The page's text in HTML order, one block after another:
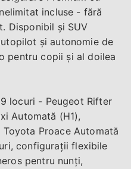
incluse - fără
Disponibil și SUV
și autonomie de
pentru copii și al doilea
locuri - Peugeot Rifter
Automată (H1),
Proace Automată
configurații flexibile
pentru nunți,